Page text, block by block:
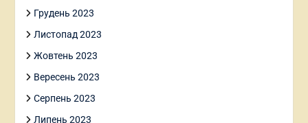
Грудень 2023
Листопад 2023
Жовтень 2023
Вересень 2023
Серпень 2023
Липень 2023